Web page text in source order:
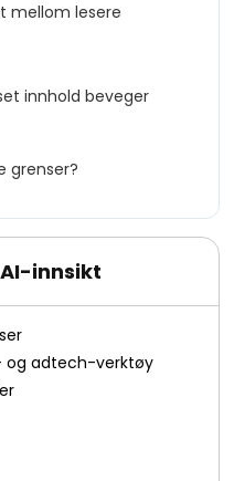
mellom lesere
innhold beveger
grenser?
innsikt
og adtech-verktøy